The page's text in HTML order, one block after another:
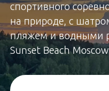
спортивного
на природе, с
пляжем и водными
Sunset Beach